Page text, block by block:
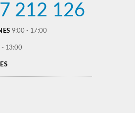
212 126
9:00 - 17:00
- 13:00